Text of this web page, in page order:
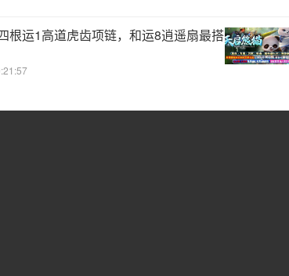
根运1高道虎齿项链，和运8逍遥扇最搭